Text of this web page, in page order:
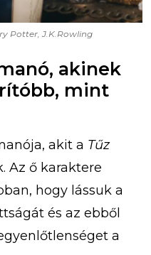
Potter, J.K.Rowling
akinek
mint
akit a Tűz
Az ő karaktere
hogy lássuk a
és az ebből
a